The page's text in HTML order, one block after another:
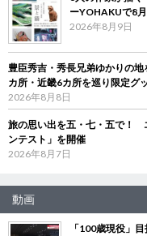
ーYOHAKUで8
2026年8月9日
豊臣秀吉・秀長兄弟ゆかりの
カ所・近畿6カ所を巡り限定グ
2026年8月8日
旅の思い出を五・七・五で！
ンテスト」を開催
2026年8月7日
動画
「100歳現役」